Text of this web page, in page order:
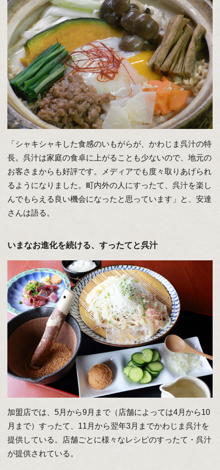
「シャキシャキした食感のいもがらが、かわじま呉汁の特
長。呉汁は家庭の食卓に上がることも少ないので、地元の
お客さまからも好評です。メディアでも度々取りあげられ
るようになりました。町内外の人にすったて、呉汁を楽し
んでもらえる良い機会になったと思っています」と、安達
さんは語る。
いまなお進化を続ける、すったてと呉汁
加盟店では、5月から9月まで（店舗によっては4月から10
月まで）すったて、11月から翌年3月までかわじま呉汁を
提供している。店舗ごとに様々なレシピのすったて・呉汁
が提供されている。